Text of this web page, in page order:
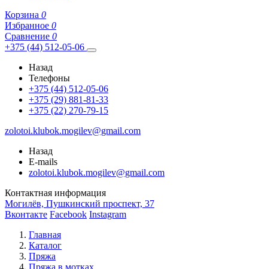
Корзина 0
Избранное 0
Сравнение 0
+375 (44) 512-05-06
Назад
Телефоны
+375 (44) 512-05-06
+375 (29) 881-81-33
+375 (22) 270-79-15
zolotoi.klubok.mogilev@gmail.com
Назад
E-mails
zolotoi.klubok.mogilev@gmail.com
Контактная информация
Могилёв, Пушкинский проспект, 37
Вконтакте Facebook Instagram
Главная
Каталог
Пряжа
Пряжа в мотках